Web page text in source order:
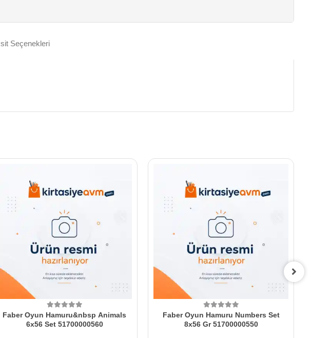
Seçenekleri
Faber Oyun Hamuru&nbsp Animals
6x56 Set 51700000560
Faber Oyun Hamuru Numbers Set
8x56 Gr 51700000550